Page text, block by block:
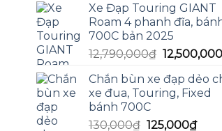
là:
Xe Đạp Touring GIANT
Roam 4 phanh đĩa,
700C bản 2025
12,790,000₫ Giá
là:
12,500,000
Chắn bùn xe đạp dẻo
xe đua, Touring, Fixed
bánh 700C
130,000₫ Giá
125,000₫Giá